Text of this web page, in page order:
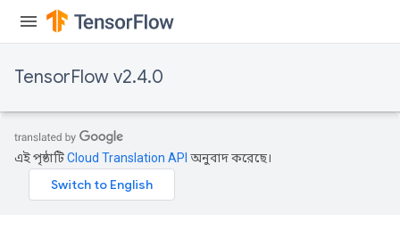
TensorFlow v2.4.0
এই পৃষ্ঠাটিCloud Translation API অনুবাদ করেছে।